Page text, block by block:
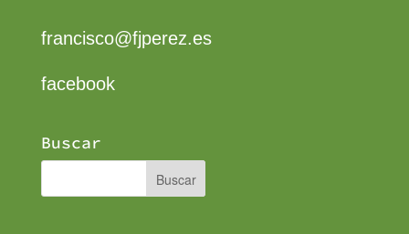
francisco@fjperez.es
facebook
Buscar